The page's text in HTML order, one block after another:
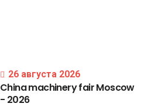
26 августа 2026
ChinamachineryfairMoscow
- 2026